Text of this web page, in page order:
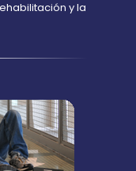
y la